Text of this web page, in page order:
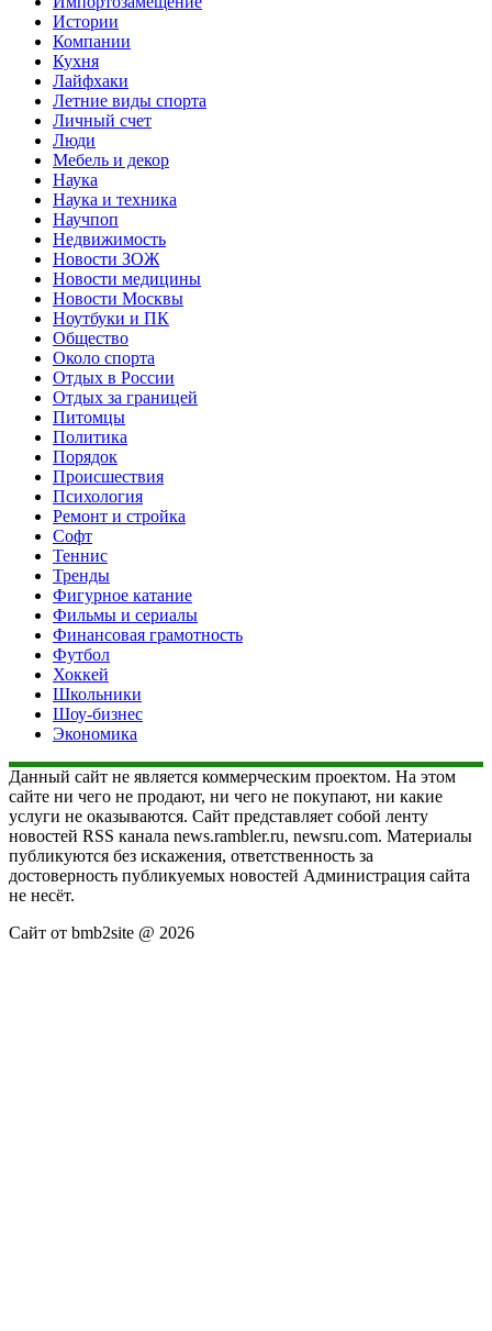
Истории
Компании
Кухня
Лайфхаки
Летние виды спорта
Личный счет
Люди
Мебель и декор
Наука
Наука и техника
Научпоп
Недвижимость
Новости ЗОЖ
Новости медицины
Новости Москвы
Ноутбуки и ПК
Общество
Около спорта
Отдых в России
Отдых за границей
Питомцы
Политика
Порядок
Происшествия
Психология
Ремонт и стройка
Софт
Теннис
Тренды
Фигурное катание
Фильмы и сериалы
Финансовая грамотность
Футбол
Хоккей
Школьники
Шоу-бизнес
Экономика
Данный сайт не является коммерческим проектом. На этом
сайте ни чего не продают, ни чего не покупают, ни какие
услуги не оказываются. Сайт представляет собой ленту
новостей RSS канала news.rambler.ru, newsru.com. Материалы
публикуются без искажения, ответственность за
достоверность публикуемых новостей Администрация сайта
не несёт.
Сайт от bmb2site @ 2026